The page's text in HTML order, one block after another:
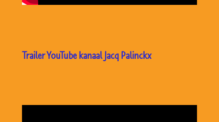
Trailer YouTube kanaal Jacq Palinckx